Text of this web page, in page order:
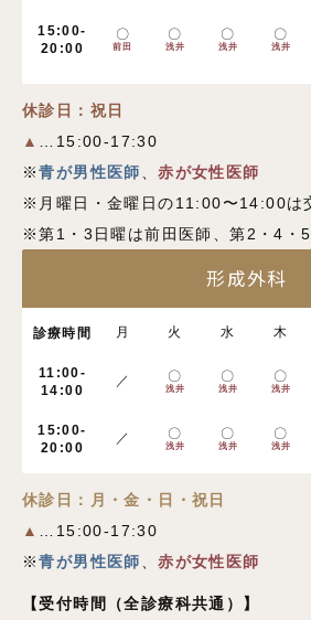
15:00-
20:00
〇
前田
〇
浅井
〇
浅井
〇
浅井
休診日：祝日
▲ …15:00-17:30
※青が男性医師、赤が女性医師
※月曜日・金曜日の11:00〜14:00は
※第1・3日曜は前田医師、第2・4・5
形成外科
診療時間 月 火 水 木
11:00-
14:00
／ 〇
浅井
〇
浅井
〇
浅井
15:00-
20:00
／ 〇
浅井
〇
浅井
〇
浅井
休診日：月・金・日・祝日
▲ …15:00-17:30
※青が男性医師、赤が女性医師
【受付時間 （全診療科共通）
】